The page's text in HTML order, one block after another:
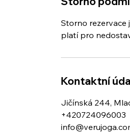
Storno rezervace
platí pro
Kontaktní
Jičínská 244,
+420724096003